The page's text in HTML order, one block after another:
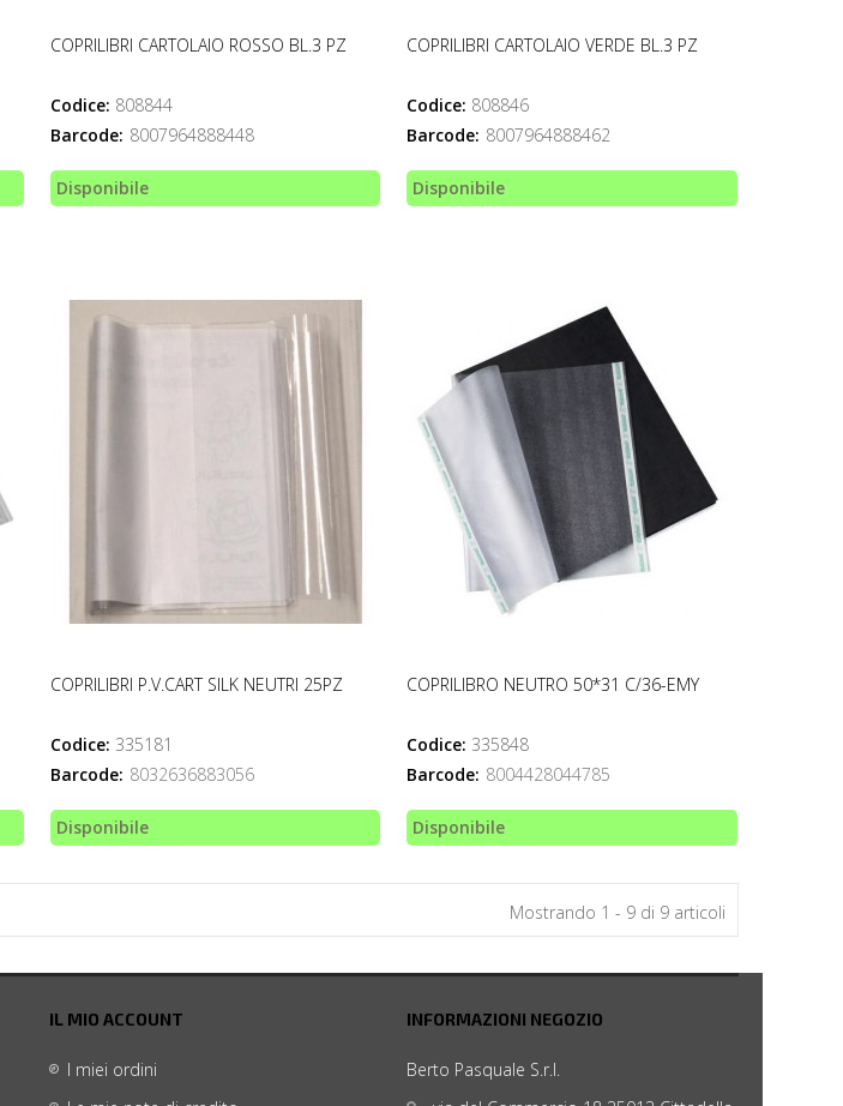
COPRILIBRI CARTOLAIO ROSSO BL.3 PZ
Codice: 808844
Barcode: 8007964888448
Disponibile
COPRILIBRI CARTOLAIO VERDE BL.3 PZ
Codice: 808846
Barcode: 8007964888462
Disponibile
COPRILIBRI P.V.CART SILK NEUTRI 25PZ
Codice: 335181
Barcode: 8032636883056
Disponibile
COPRILIBRO NEUTRO 50*31 C/36-EMY
Codice: 335848
Barcode: 8004428044785
Disponibile
Mostrando 1 - 9 di 9 articoli
IL MIO ACCOUNT
I miei ordini
INFORMAZIONI NEGOZIO
Berto Pasquale S.r.l.